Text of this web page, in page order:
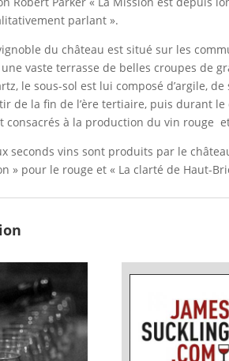
parlant ».
du château est situé sur les
vaste terrasse de belles croupes de
le sous-sol est lui composé d’argile,
de la fin de l’ère tertiaire, puis durant
consacrés à la production du vin rouge
seconds vins sont produits par le
» pour le rouge et « La clarté de Haut-